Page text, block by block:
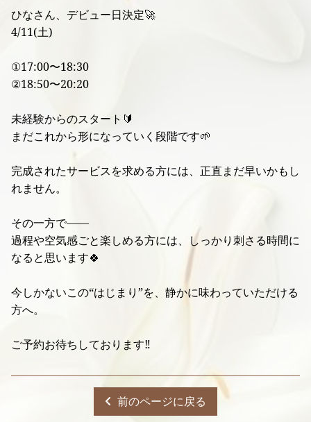
ひなさん、デビュー日決定🚀
4/11(土)
①17:00〜18:30
②18:50〜20:20
未経験からのスタート🔰
まだこれから形になっていく段階です🌱
完成されたサービスを求める方には、正直まだ早いかもし
れません。
その一方で——
過程や空気感ごと楽しめる方には、しっかり刺さる時間に
なると思います🍀
今しかないこの“はじまり”を、静かに味わっていただける
方へ。
ご予約お待ちしております‼️
前のページに戻る